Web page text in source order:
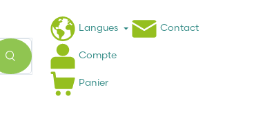
Langues Contact
Compte
Panier